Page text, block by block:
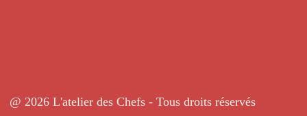
@ 2026 L'atelier des Chefs - Tous droits réservés